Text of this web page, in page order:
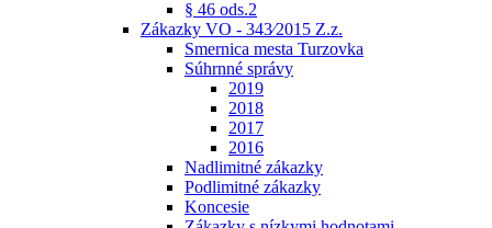
§ 46 ods.2
Zákazky VO - 343⁄2015 Z.z.
Smernica mesta Turzovka
Súhrnné správy
2019
2018
2017
2016
Nadlimitné zákazky
Podlimitné zákazky
Koncesie